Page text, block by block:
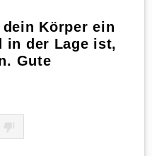
dein Körper ein
in der Lage ist,
Gute